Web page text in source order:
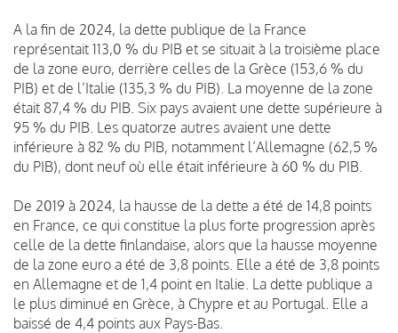
A la fin de 2024, la dette publique de la France
représentait 113,0 % du PIB et se situait à la troisième place
de la zone euro, derrière celles de la Grèce (153,6 % du
PIB) et de l’Italie (135,3 % du PIB). La moyenne de la zone
était 87,4 % du PIB. Six pays avaient une dette supérieure à
95 % du PIB. Les quatorze autres avaient une dette
inférieure à 82 % du PIB, notamment l’Allemagne (62,5 %
du PIB), dont neuf où elle était inférieure à 60 % du PIB.
De 2019 à 2024, la hausse de la dette a été de 14,8 points
en France, ce qui constitue la plus forte progression après
celle de la dette finlandaise, alors que la hausse moyenne
de la zone euro a été de 3,8 points. Elle a été de 3,8 points
en Allemagne et de 1,4 point en Italie. La dette publique a
le plus diminué en Grèce, à Chypre et au Portugal. Elle a
baissé de 4,4 points aux Pays-Bas.